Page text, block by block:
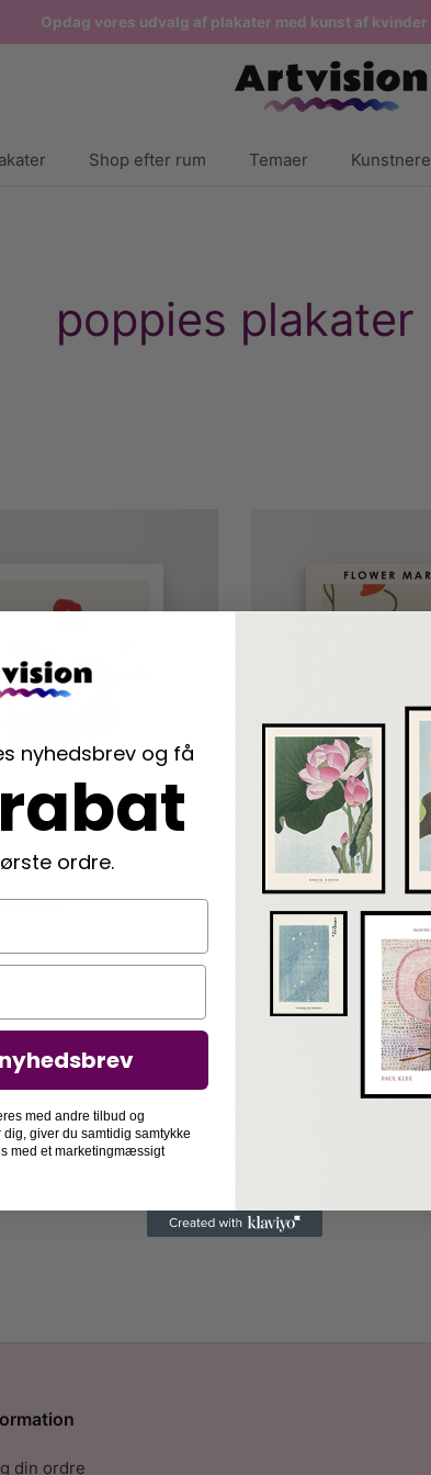
Opdag vores udvalg af plakater med kunst af kvinder
Shop efter rum Temaer Kunstnere
poppies plakater
Poire
79,00kr.
din ordre
nyhedsbrev og få
ordre.
med andre tilbud og
giver du samtidig samtykke
med et marketingmæssigt